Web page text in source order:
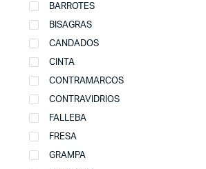
BARROTES
BISAGRAS
CANDADOS
CINTA
CONTRAMARCOS
CONTRAVIDRIOS
FALLEBA
FRESA
GRAMPA